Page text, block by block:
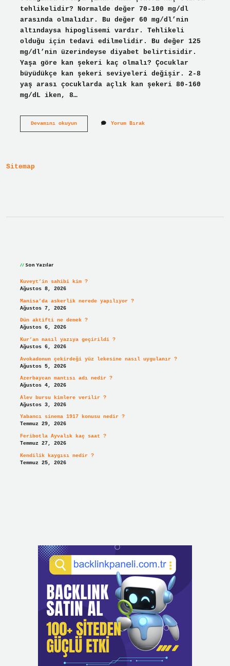
tehlikelidir? Normalde değer 70-100 mg/dl
arasında olmalıdır. Bu değer 60 mg/dl’nin
altındaysa hipoglisemi vardır. Tehlikeli
olduğu için tedavi edilmelidir. Bu değer 125
mg/dl’nin üzerindeyse diyabet belirtisidir.
Yaşa göre kan şekeri kaç olmalı? Çocuklar
büyüdükçe kan şekeri seviyeleri değişir. 2-8
yaş arası çocuklarda açlık kan şekeri 80-160
mg/dL iken, 8…
Devamını okuyunKan
Yorum Bırak
Sitemap
Son Yazılar
Kuveyt’in sahibi kim ?
Ağustos 8, 2026
Manisa’da askerlik nerede yapılıyor ?
Ağustos 7, 2026
Dün aktifti ne demek ?
Ağustos 6, 2026
Kur’an nasıl yazıya geçirildi ?
Ağustos 6, 2026
Avokadonun çekirdeği yüz lekesine nasıl uygulanır ?
Ağustos 5, 2026
Azerbaycan mantısı adı nedir ?
Ağustos 4, 2026
Alev bursu kimlere verilir ?
Ağustos 3, 2026
Yabancı sinema 1917 konusu nedir ?
Temmuz 29, 2026
Feribotla Ayvalık kaç saat ?
Temmuz 27, 2026
Kendilik kaygısı nedir ?
Temmuz 25, 2026